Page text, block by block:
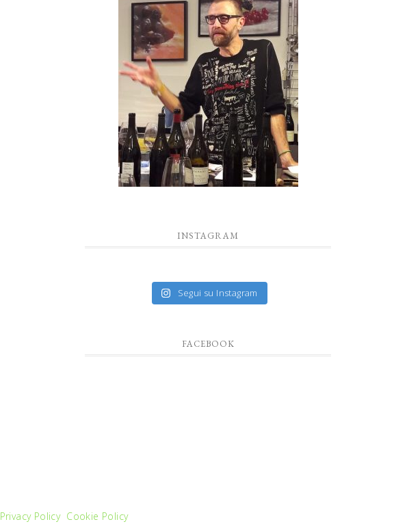
INSTAGRAM
Segui su Instagram
FACEBOOK
Privacy Policy Cookie Policy